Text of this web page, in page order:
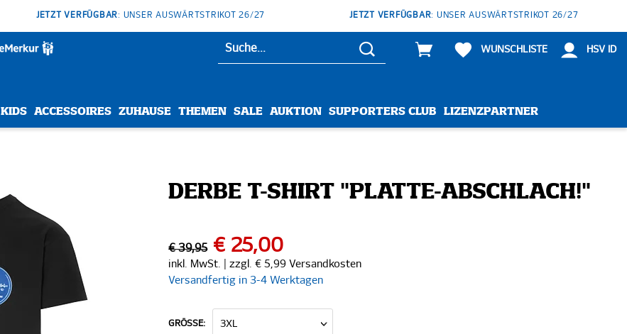
JETZT VERFÜGBAR: UNSER AUSWÄRTSTRIKOT 26/27 JETZT VERFÜGBAR: UNSER AUSWÄRTSTRIKOT 26/27
WUNSCHLISTE HSV ID
KIDS ACCESSOIRES ZUHAUSE THEMEN SALE AUKTION SUPPORTERS CLUB LIZENZPARTNER
DERBE T-SHIRT "PLATTE-ABSCHLACH!"
€ 39,95 € 25,00
inkl. MwSt. | zzgl. € 5,99 Versandkosten
Versandfertig in 3-4 Werktagen
GRÖSSE: